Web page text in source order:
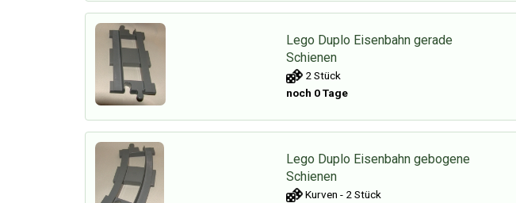
Lego Duplo Eisenbahn gerade
Schienen
2 Stück
noch 0 Tage
Lego Duplo Eisenbahn gebogene
Schienen
Kurven - 2 Stück